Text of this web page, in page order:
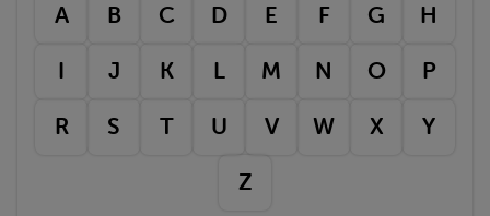
A B C D E F G H
I J K L M N O P
R S T U V W X Y
Z